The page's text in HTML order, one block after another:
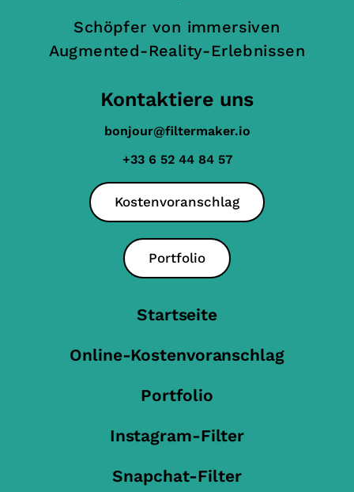
Schöpfer von immersiven
Augmented-Reality-Erlebnissen
Kontaktiere uns
bonjour@filtermaker.io
+33 6 52 44 84 57
Kostenvoranschlag
Portfolio
Startseite
Online-Kostenvoranschlag
Portfolio
Instagram-Filter
Snapchat-Filter